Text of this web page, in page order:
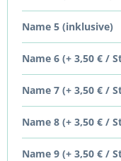
Name 5 (inklusive)
Name 6 (+ 3,50 € /
Name 7 (+ 3,50 € /
Name 8 (+ 3,50 € /
Name 9 (+ 3,50 € /